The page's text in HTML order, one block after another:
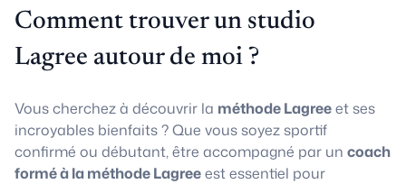
Comment trouver un studio
Lagree autour de moi ?
Vous cherchez à découvrir la méthode Lagreeet ses
incroyables bienfaits ? Que vous soyez sportif
confirmé ou débutant, être accompagné par un coach
formé à la méthode Lagreeest essentiel pour